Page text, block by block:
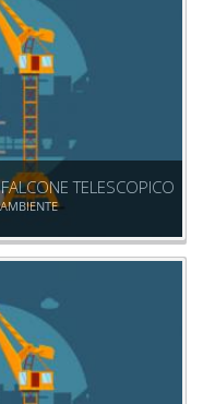
TELESCOPICO